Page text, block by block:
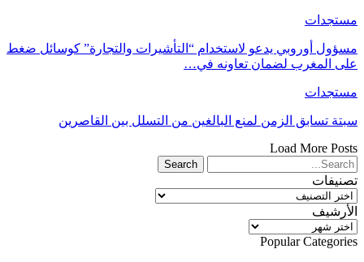
مستجدات
مسؤول أوروبي يدعو لاستخدام “التأشيرات والتجارة” كوسائل ضغط
على المغرب لضمان تعاونه في…
مستجدات
سبتة تسابق الزمن لمنع البالغين من التسلل بين القاصرين
Load More Posts
تصنيفات
تصنيفات
الأرشيف
الأرشيف
Popular Categories